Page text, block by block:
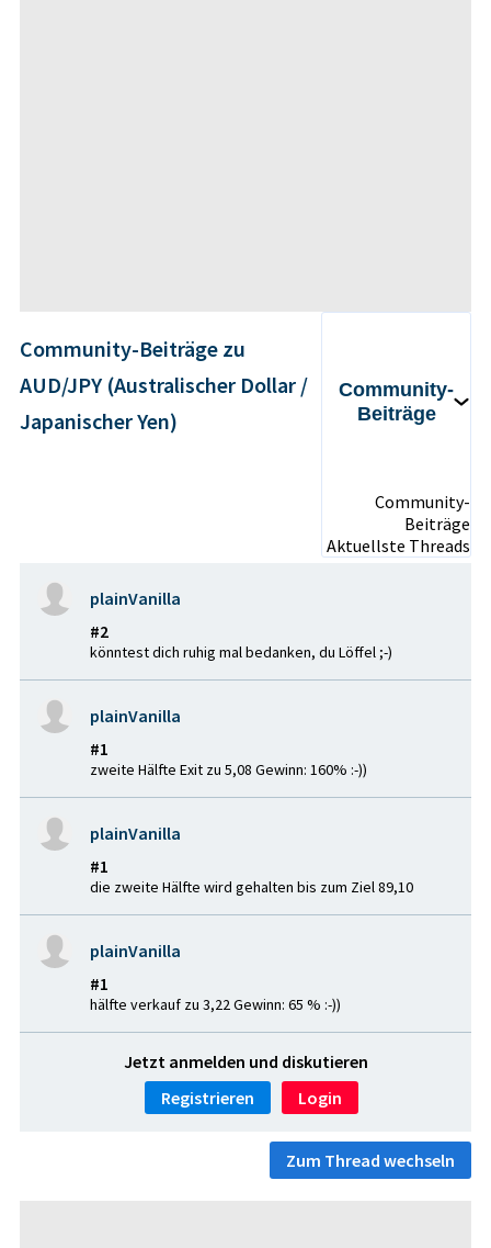
Community-Beiträge zu
AUD/JPY (Australischer Dollar /
Japanischer Yen)
Community-
Beiträge
Community-
Beiträge
Aktuellste Threads
plainVanilla
#2
könntest dich ruhig mal bedanken, du Löffel ;-)
plainVanilla
#1
zweite Hälfte Exit zu 5,08 Gewinn: 160% :-))
plainVanilla
#1
die zweite Hälfte wird gehalten bis zum Ziel 89,10
plainVanilla
#1
hälfte verkauf zu 3,22 Gewinn: 65 % :-))
Jetzt anmelden und diskutieren
Registrieren
Login
Zum Thread wechseln